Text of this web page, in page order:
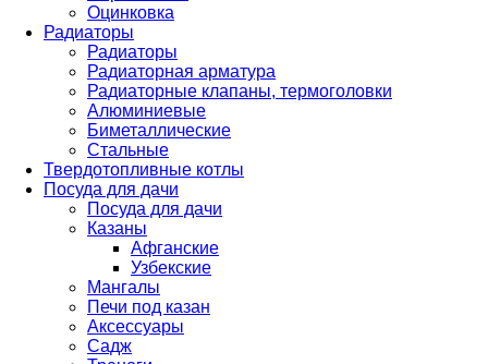
Оцинковка
Радиаторы
Радиаторы
Радиаторная арматура
Радиаторные клапаны, термоголовки
Алюминиевые
Биметаллические
Стальные
Твердотопливные котлы
Посуда для дачи
Посуда для дачи
Казаны
Афганские
Узбекские
Мангалы
Печи под казан
Аксессуары
Садж